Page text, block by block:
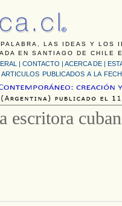
LAS IDEAS Y LOS
EN SANTIAGO DE CHILE
| CONTACTO | ACERCA DE |
PUBLICADOS A LA
escritora